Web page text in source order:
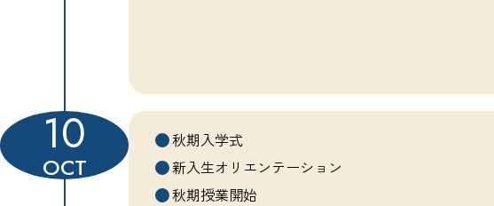
10
OCT
秋期入学式
新入生オリエンテーション
秋期授業開始